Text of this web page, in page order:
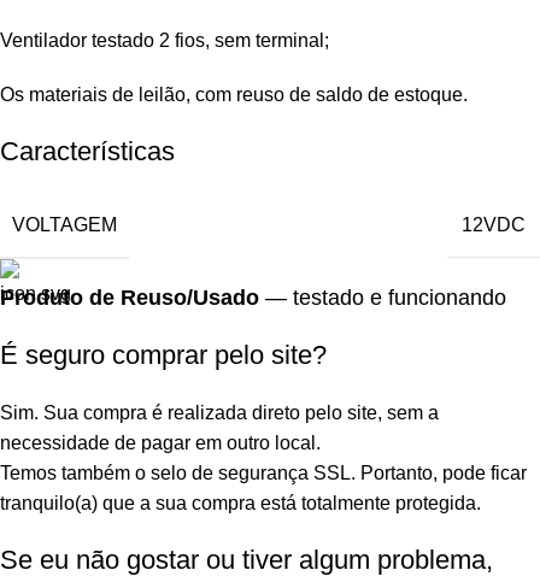
Ventilador testado 2 fios, sem terminal;
Os materiais de leilão, com reuso de saldo de estoque.
Características
VOLTAGEM 12VDC
Produto de Reuso/Usado — testado e funcionando
É seguro comprar pelo site?
Sim. Sua compra é realizada direto pelo site, sem a
necessidade de pagar em outro local.
Temos também o selo de segurança SSL. Portanto, pode ficar
tranquilo(a) que a sua compra está totalmente protegida.
Se eu não gostar ou tiver algum problema,